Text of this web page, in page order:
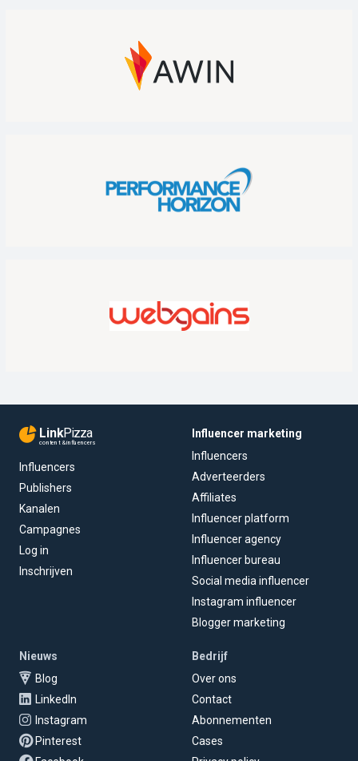
LinkPizza
content & influencers
Influencers
Publishers
Kanalen
Campagnes
Log in
Inschrijven
Influencer marketing
Influencers
Adverteerders
Affiliates
Influencer platform
Influencer agency
Influencer bureau
Social media influencer
Instagram influencer
Blogger marketing
Nieuws
Blog
LinkedIn
Instagram
Pinterest
Bedrijf
Over ons
Contact
Abonnementen
Cases